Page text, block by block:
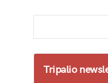
Tripalio